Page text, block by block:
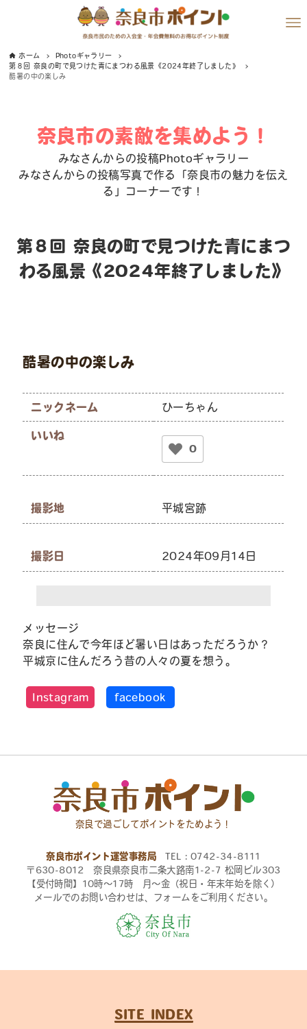
ホーム
Photoギャラリー
第８回 奈良の町で見つけた青にまつわる風景《2024年終了しました》
酷暑の中の楽しみ
奈良市の素敵を集めよう！
みなさんからの投稿Photoギャラリー
みなさんからの投稿写真で作る「奈良市の魅力を伝え
る」コーナーです！
第８回 奈良の町で見つけた青にまつ
わる風景《2024年終了しました》
酷暑の中の楽しみ
ニックネーム ひーちゃん
いいね
0
撮影地 平城宮跡
撮影日 2024年09月14日
メッセージ
奈良に住んで今年ほど暑い日はあっただろうか？
平城京に住んだろう昔の人々の夏を想う。
Instagram facebook
奈良で過ごしてポイントをためよう！
奈良市ポイント運営事務局 TEL：0742-34-8111
〒630-8012 奈良県奈良市二条大路南1-2-7 松岡ビル303
【受付時間】10時〜17時 月〜金（祝日・年末年始を除く）
メールでのお問い合わせは、フォームをご利用ください。
SITE INDEX